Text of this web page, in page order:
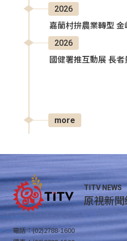
2026
嘉蘭村拚農業轉型
2026
國健署推互動展 長
more
TITV NEWS
原視新
電話：(02)2788-1600